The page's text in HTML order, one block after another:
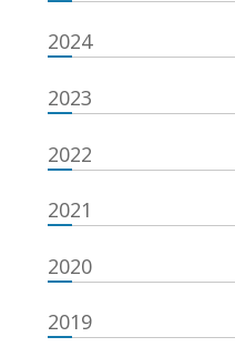
2024
2023
2022
2021
2020
2019